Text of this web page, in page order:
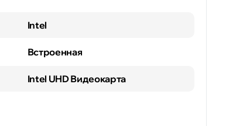
Intel
Встроенная
Intel UHD Видеокарта